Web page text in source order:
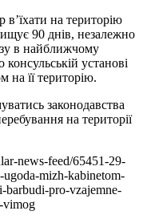
на територію
90 днів, незалежно
в найближчому
установі
на її територію.
законодавства
на території
news-feed/65451-29-
mizh-kabinetom-
pro-vzajemne-
vimog